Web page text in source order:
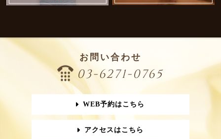
お問い合わせ
03-6271-0765
WEB予約はこちら
アクセスはこちら